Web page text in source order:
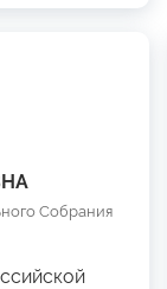
Собрания